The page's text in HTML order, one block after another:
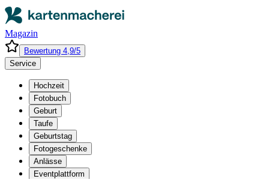
Magazin
Bewertung 4,9/5
Service
Hochzeit
Fotobuch
Geburt
Taufe
Geburtstag
Fotogeschenke
Anlässe
Eventplattform